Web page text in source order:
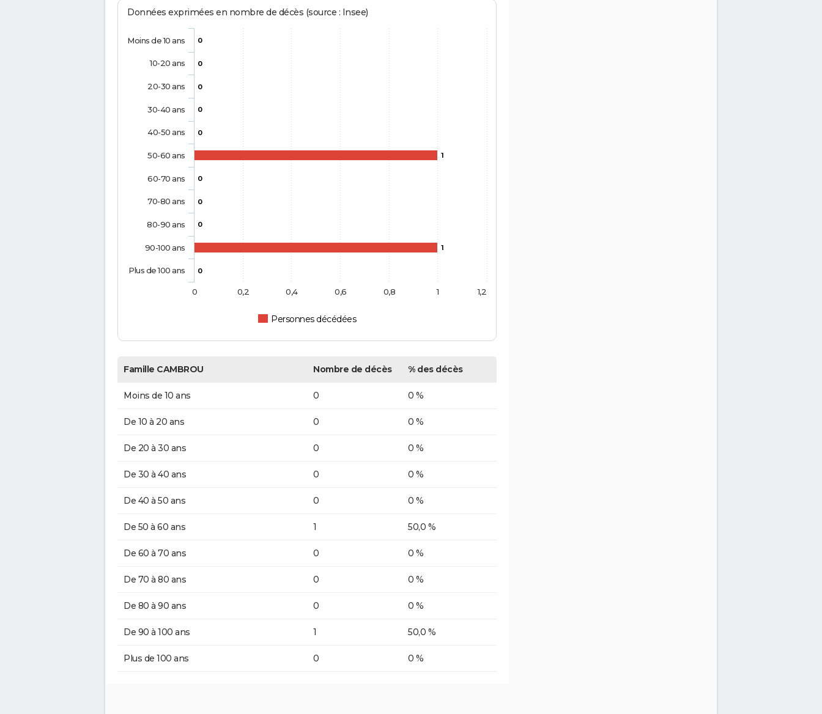
Données exprimées en nombre de décès (source : Insee)
0
0
0
0
0
1
0
0
0
1
0
Personnes décédées
Moins de 10 ans
10-20 ans
20-30 ans
30-40 ans
40-50 ans
50-60 ans
60-70 ans
70-80 ans
80-90 ans
90-100 ans
Plus de 100 ans
0 0,2 0,4 0,6 0,8 1 1,2
Famille CAMBROU Nombre de décès % des décès
Moins de 10 ans 0 0 %
De 10 à 20 ans 0 0 %
De 20 à 30 ans 0 0 %
De 30 à 40 ans 0 0 %
De 40 à 50 ans 0 0 %
De 50 à 60 ans 1 50,0 %
De 60 à 70 ans 0 0 %
De 70 à 80 ans 0 0 %
De 80 à 90 ans 0 0 %
De 90 à 100 ans 1 50,0 %
Plus de 100 ans 0 0 %